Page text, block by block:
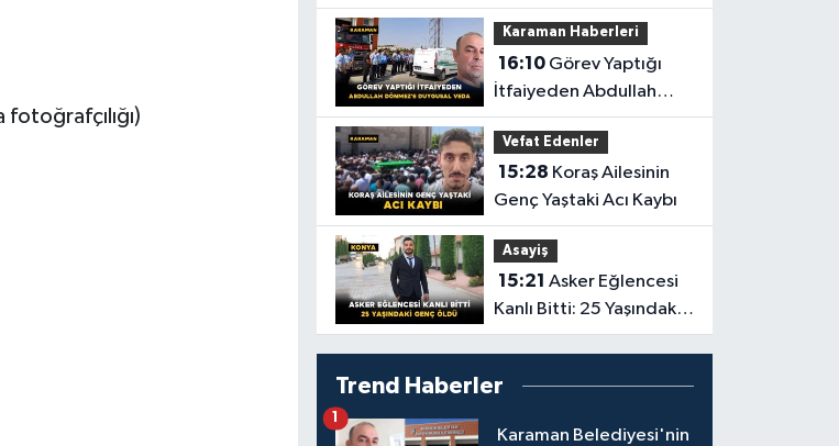
Yaralandı! Tırın Dehşet
Saçtığı Anlar Ortaya
Çıktı
Karaman Haberleri
16:10Görev Yaptığı
İtfaiyeden Abdullah
Dönmez'e Duygusal
Veda
Vefat Edenler
15:28
Genç Yaştaki Acı Kaybı
Asayiş
15:21
Kanlı Bitti: 25 Yaşındaki
Genç Öldü
Trend Haberler
Karaman Belediyesi'nin
1